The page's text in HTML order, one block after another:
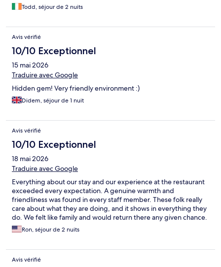
Todd, séjour de 2 nuits
Avis vérifié
10/10 Exceptionnel
15 mai 2026
Traduire avec Google
Hidden gem! Very friendly environment :)
Didem, séjour de 1 nuit
Avis vérifié
10/10 Exceptionnel
18 mai 2026
Traduire avec Google
Everything about our stay and our experience at the restaurant
exceeded every expectation. A genuine warmth and
friendliness was found in every staff member. These folk really
care about what they are doing, and it shows in everything they
do. We felt like family and would return there any given chance.
Highly recommend.
Ron, séjour de 2 nuits
Avis vérifié